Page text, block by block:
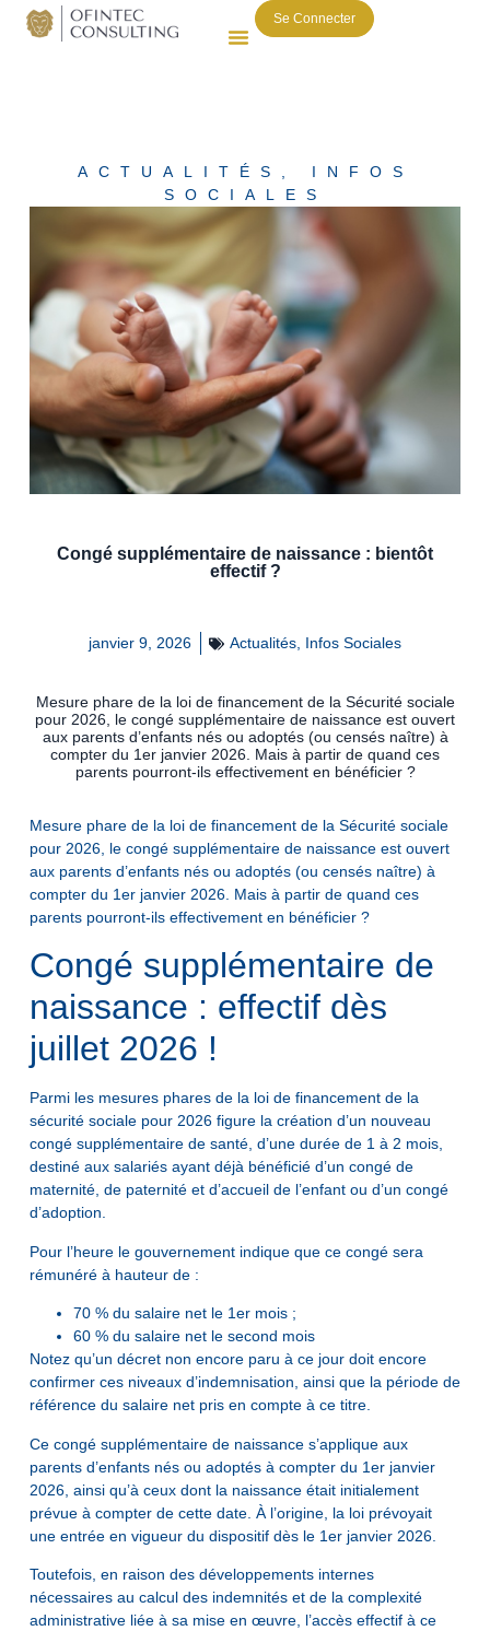
Se Connecter
ACTUALITÉS
INFOS
SOCIALES
Congé supplémentaire de naissance : bientôt
effectif ?
janvier 9, 2026 Actualités, Infos Sociales
Mesure phare de la loi de financement de la Sécurité sociale
pour 2026, le congé supplémentaire de naissance est ouvert
aux parents d’enfants nés ou adoptés (ou censés naître) à
compter du 1er janvier 2026. Mais à partir de quand ces
parents pourront-ils effectivement en bénéficier ?
Mesure phare de la loi de financement de la Sécurité sociale
pour 2026, le congé supplémentaire de naissance est ouvert
aux parents d’enfants nés ou adoptés (ou censés naître) à
compter du 1er janvier 2026. Mais à partir de quand ces
parents pourront-ils effectivement en bénéficier ?
Congé supplémentaire de
naissance : effectif dès
juillet 2026 !
Parmi les mesures phares de la loi de financement de la
sécurité sociale pour 2026 figure la création d’un nouveau
congé supplémentaire de santé, d’une durée de 1 à 2 mois,
destiné aux salariés ayant déjà bénéficié d’un congé de
maternité, de paternité et d’accueil de l’enfant ou d’un congé
d’adoption.
Pour l’heure le gouvernement indique que ce congé sera
rémunéré à hauteur de :
70 % du salaire net le 1er mois ;
60 % du salaire net le second mois
Notez qu’un décret non encore paru à ce jour doit encore
confirmer ces niveaux d’indemnisation, ainsi que la période de
référence du salaire net pris en compte à ce titre.
Ce congé supplémentaire de naissance s’applique aux
parents d’enfants nés ou adoptés à compter du 1er janvier
2026, ainsi qu’à ceux dont la naissance était initialement
prévue à compter de cette date. À l’origine, la loi prévoyait
une entrée en vigueur du dispositif dès le 1er janvier 2026.
Toutefois, en raison des développements internes
nécessaires au calcul des indemnités et de la complexité
administrative liée à sa mise en œuvre, l’accès effectif à ce